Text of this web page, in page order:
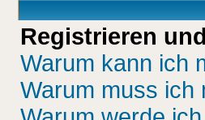
Registrieren
Warum kann ich
Warum muss ich